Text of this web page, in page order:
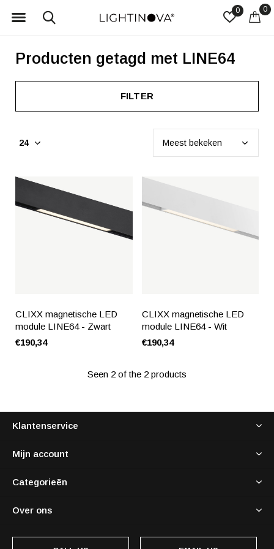
0 0
Producten getagd met LINE64
FILTER
CLIXX magnetische LED
module LINE64 - Zwart
€190,34
CLIXX magnetische LED
module LINE64 - Wit
€190,34
Seen 2 of the 2 products
Klantenservice
Mijn account
Categorieën
Over ons